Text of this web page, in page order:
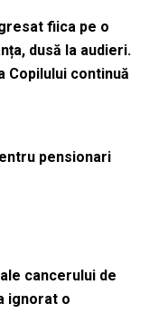
fiica pe o
dusă la audieri.
Copilului continuă
pensionari
cancerului de
ignorat o